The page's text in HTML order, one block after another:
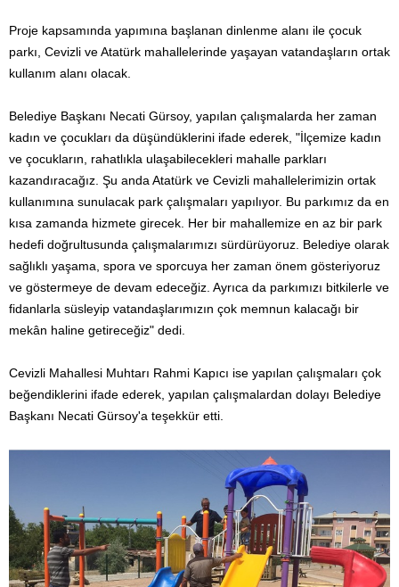
Proje kapsamında yapımına başlanan dinlenme alanı ile çocuk
parkı, Cevizli ve Atatürk mahallelerinde yaşayan vatandaşların ortak
kullanım alanı olacak.
Belediye Başkanı Necati Gürsoy, yapılan çalışmalarda her zaman
kadın ve çocukları da düşündüklerini ifade ederek, "İlçemize kadın
ve çocukların, rahatlıkla ulaşabilecekleri mahalle parkları
kazandıracağız. Şu anda Atatürk ve Cevizli mahallelerimizin ortak
kullanımına sunulacak park çalışmaları yapılıyor. Bu parkımız da en
kısa zamanda hizmete girecek. Her bir mahallemize en az bir park
hedefi doğrultusunda çalışmalarımızı sürdürüyoruz. Belediye olarak
sağlıklı yaşama, spora ve sporcuya her zaman önem gösteriyoruz
ve göstermeye de devam edeceğiz. Ayrıca da parkımızı bitkilerle ve
fidanlarla süsleyip vatandaşlarımızın çok memnun kalacağı bir
mekân haline getireceğiz" dedi.
Cevizli Mahallesi Muhtarı Rahmi Kapıcı ise yapılan çalışmaları çok
beğendiklerini ifade ederek, yapılan çalışmalardan dolayı Belediye
Başkanı Necati Gürsoy'a teşekkür etti.